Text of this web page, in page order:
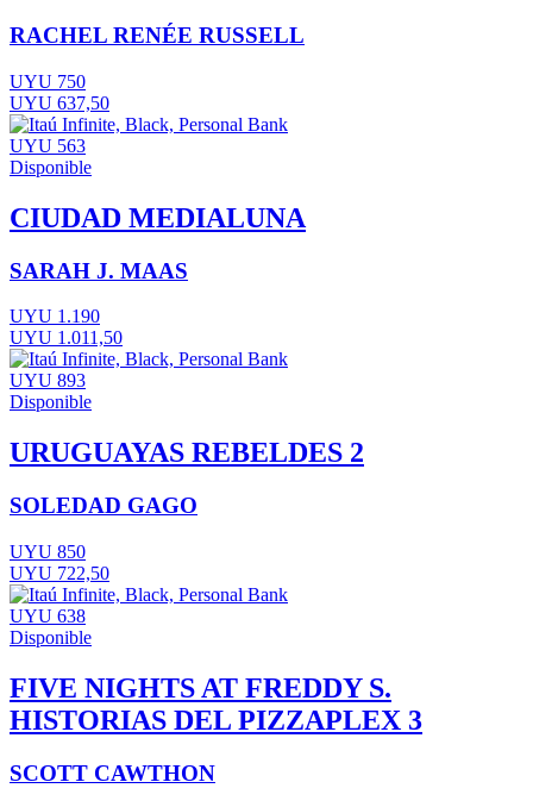
RACHEL RENÉE RUSSELL
UYU 750
UYU 637,50
UYU 563
Disponible
CIUDAD MEDIALUNA
SARAH J. MAAS
UYU 1.190
UYU 1.011,50
UYU 893
Disponible
URUGUAYAS REBELDES 2
SOLEDAD GAGO
UYU 850
UYU 722,50
UYU 638
Disponible
FIVE NIGHTS AT FREDDY S.
HISTORIAS DEL PIZZAPLEX 3
SCOTT CAWTHON